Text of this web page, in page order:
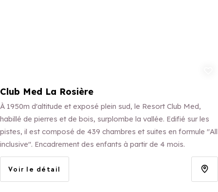
Club Med La Rosière
À 1950m d'altitude et exposé plein sud, le Resort Club Med,
habillé de pierres et de bois, surplombe la vallée. Edifié sur les
pistes, il est composé de 439 chambres et suites en formule "All
inclusive". Encadrement des enfants à partir de 4 mois.
Voir le détail